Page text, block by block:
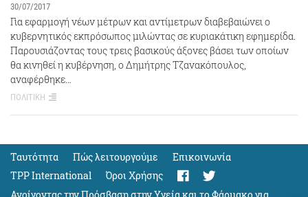
30/07/2017
Για εφαρμογή νέων μέτρων και αντίμετρων διαβεβαιώνει ο
κυβερνητικός εκπρόσωπος μιλώντας σε κυριακάτικη εφημερίδα.
Παρουσιάζοντας τους τρεις βασικούς άξονες βάσει των οποίων
θα κινηθεί η κυβέρνηση, ο Δημήτρης Τζανακόπουλος,
αναφέρθηκε…
ΠΟΛΙΤΙΚΗ
Ταυτότητα Πώς λειτουργούμε
Eπικοινωνία
TPP International
Όροι Χρήσης